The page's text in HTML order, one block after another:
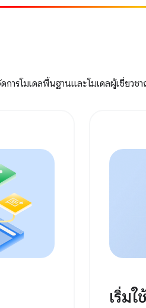
การโมเดลพื้นฐานและโมเดลผู้เชี่ยวช
เริ่มใ